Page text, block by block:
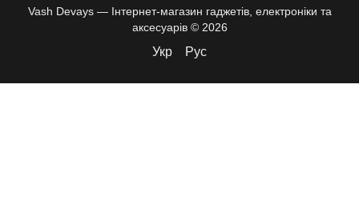
Vash Devays — Інтернет-магазин гаджетів, електроніки та
аксесуарів © 2026
Укр Рус